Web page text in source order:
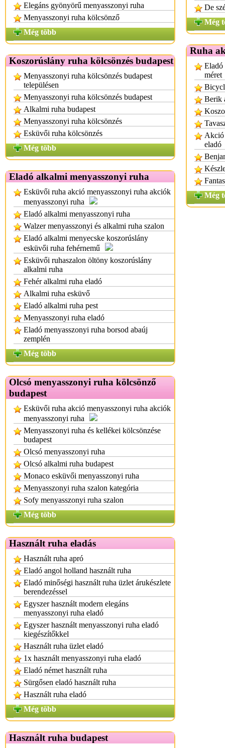
Elegáns gyönyörű menyasszonyi ruha
Menyasszonyi ruha kölcsönző
Még több
Koszorúslány ruha kölcsönzés budapest
Menyasszonyi ruha kölcsönzés budapest
településen
Menyasszonyi ruha kölcsönzés budapest
Alkalmi ruha budapest
Menyasszonyi ruha kölcsönzés
Esküvői ruha kölcsönzés
Még több
Eladó alkalmi menyasszonyi ruha
Esküvői ruha akció menyasszonyi ruha akciók
menyasszonyi ruha
Eladó alkalmi menyasszonyi ruha
Walzer menyasszonyi és alkalmi ruha szalon
Eladó alkalmi menyecske koszorúslány
esküvői ruha fehérnemű
Esküvői ruhaszalon öltöny koszorúslány
alkalmi ruha
Fehér alkalmi ruha eladó
Alkalmi ruha esküvő
Eladó alkalmi ruha pest
Menyasszonyi ruha eladó
Eladó menyasszonyi ruha borsod abaúj
zemplén
Még több
Olcsó menyasszonyi ruha kölcsönző
budapest
Esküvői ruha akció menyasszonyi ruha akciók
menyasszonyi ruha
Menyasszonyi ruha és kellékei kölcsönzése
budapest
Olcsó menyasszonyi ruha
Olcsó alkalmi ruha budapest
Monaco esküvői menyasszonyi ruha
Menyasszonyi ruha szalon kategória
Sofy menyasszonyi ruha szalon
Még több
Használt ruha eladás
Használt ruha apró
Eladó angol holland használt ruha
Eladó minőségi használt ruha üzlet árukészlete
berendezéssel
Egyszer használt modern elegáns
menyasszonyi ruha eladó
Egyszer használt menyasszonyi ruha eladó
kiegészítőkkel
Használt ruha üzlet eladó
1x használt menyasszonyi ruha eladó
Eladó német használt ruha
Sürgősen eladó használt ruha
Használt ruha eladó
Még több
Használt ruha budapest
De
Még
Ruha
Eladó
méret
Berik
Akció
eladó
Még